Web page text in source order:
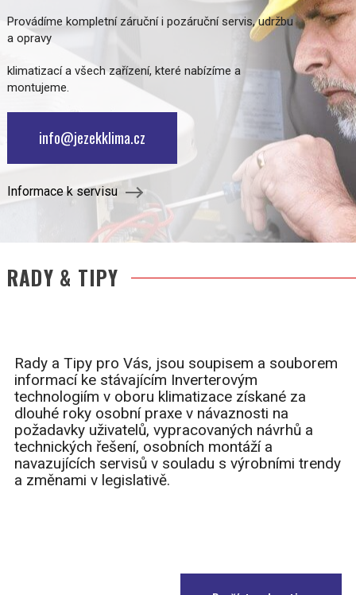
Provádíme kompletní záruční i pozáruční servis, udržbu
a opravy
klimatizací a všech zařízení, které nabízíme a
montujeme.
info@jezekklima.cz
Informace k servisu
RADY & TIPY
Rady a Tipy pro Vás, jsou soupisem a souborem
informací ke stávajícím Inverterovým
technologiím v oboru klimatizace získané za
dlouhé roky osobní praxe v návaznosti na
požadavky uživatelů, vypracovaných návrhů a
technických řešení, osobních montáží a
navazujících servisů v souladu s výrobními trendy
a změnami v legislativě.